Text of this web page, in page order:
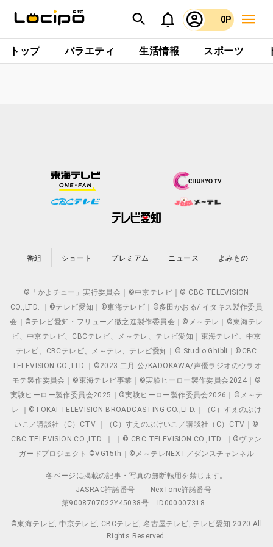
0P
トップ バラエティ 生活情報 スポーツ
番組 ショート プレミアム ニュース よみもの
©「かよチュー」実行委員会｜©中京テレビ｜© CBC TELEVISION
CO.,LTD. ｜©テレビ愛知｜©東海テレビ｜©多田かおる/ イタキス製作委員
会｜©テレビ愛知・フリュー／徹之進製作委員会｜©メ～テレ｜©東海テレ
ビ、中京テレビ、CBCテレビ、メ～テレ、テレビ愛知｜東海テレビ、中京
テレビ、CBCテレビ、メ～テレ、テレビ愛知｜© Studio Ghibli｜©CBC
TELEVISION CO.,LTD.｜©2023 二月 公/KADOKAWA/声優ラジオのウラオ
モテ製作委員会｜©東海テレビ事業｜©実験ヒーロー製作委員会2024｜©
実験ヒーロー製作委員会2025｜©実験ヒーロー製作委員会2026｜©メ～テ
レ ｜©TOKAI TELEVISION BROADCASTING CO.,LTD.｜（C）すえのぶけ
いこ／講談社（C）CTV ｜（C）すえのぶけいこ／講談社（C）CTV｜©
CBC TELEVISION CO.,LTD. ｜ ｜© CBC TELEVISION CO.,LTD. ｜©ヴァン
ガードプロジェクト ©VG15th｜©メ～テレNEXT／ダンスチャンネル
各ページに掲載の記事・写真の無断転用を禁じます。
JASRAC許諾番号
NexTone許諾番号
第9008707022Y45038号
ID000007318
©東海テレビ, 中京テレビ, CBCテレビ, 名古屋テレビ, テレビ愛知 2020 All
Rights Reserved.